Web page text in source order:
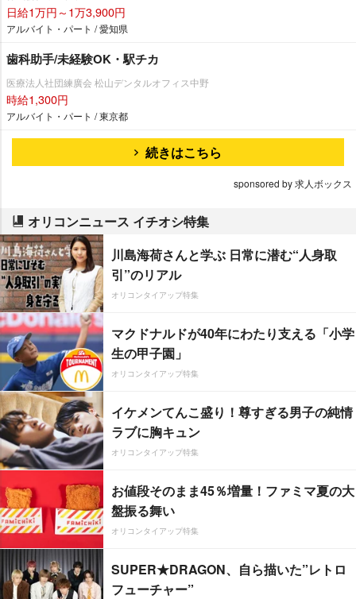
日給1万円～1万3,900円
アルバイト・パート / 愛知県
歯科助手/未経験OK・駅チカ
医療法人社団練廣会 松山デンタルオフィス中野
時給1,300円
アルバイト・パート / 東京都
続きはこちら
sponsored by 求人ボックス
オリコンニュース イチオシ特集
川島海荷さんと学ぶ 日常に潜む“人身取
引”のリアル
オリコンタイアップ特集
マクドナルドが40年にわたり支える「小学
生の甲子園」
オリコンタイアップ特集
イケメンてんこ盛り！尊すぎる男子の純情
ラブに胸キュン
オリコンタイアップ特集
お値段そのまま45％増量！ファミマ夏の大
盤振る舞い
オリコンタイアップ特集
SUPER★DRAGON、自ら描いた”レトロ
フューチャー”